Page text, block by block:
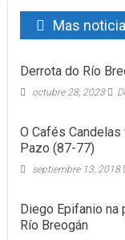
Mas
Derrota do Río
octubre 28, 2023
O Cafés
Pazo (87-77)
septiembre 13, 2018
Diego Epifanio
Río Breogán